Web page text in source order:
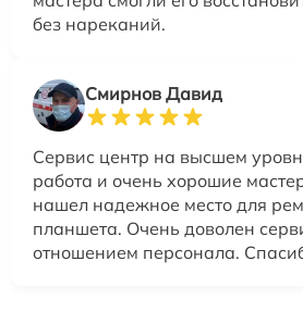
без нареканий.
Смирнов Давид
Сервис центр на высшем
работа и очень хорошие
нашел надежное место для
планшета. Очень доволен
отношением персонала.